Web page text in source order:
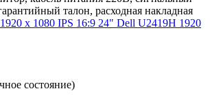
талон, расходная накладная
24" Dell U2419H 1920
состояние)